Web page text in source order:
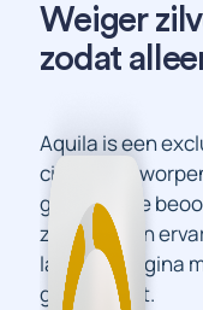
Weiger
zodat
Aquila is een
cijfers,
gemiddelde
zodat alleen
landingspagina
goed gelukt.